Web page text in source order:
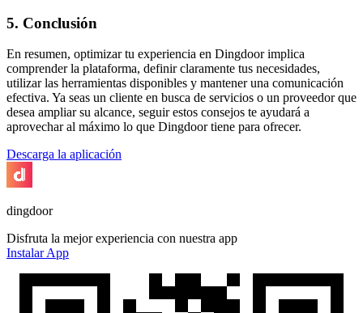
5. Conclusión
En resumen, optimizar tu experiencia en Dingdoor implica
comprender la plataforma, definir claramente tus necesidades,
utilizar las herramientas disponibles y mantener una comunicación
efectiva. Ya seas un cliente en busca de servicios o un proveedor que
desea ampliar su alcance, seguir estos consejos te ayudará a
aprovechar al máximo lo que Dingdoor tiene para ofrecer.
Descarga la aplicación
dingdoor
Disfruta la mejor experiencia con nuestra app
Instalar App